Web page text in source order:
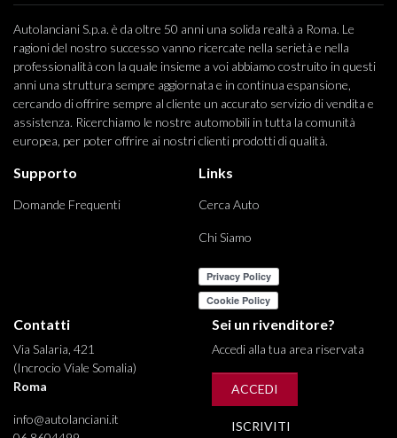
Autolanciani S.p.a. è da oltre 50 anni una solida realtà a Roma. Le
ragioni del nostro successo vanno ricercate nella serietà e nella
professionalità con la quale insieme a voi abbiamo costruito in questi
anni una struttura sempre aggiornata e in continua espansione,
cercando di offrire sempre al cliente un accurato servizio di vendita e
assistenza. Ricerchiamo le nostre automobili in tutta la comunità
europea, per poter offrire ai nostri clienti prodotti di qualità.
Supporto
Domande Frequenti
Links
Cerca Auto
Chi Siamo
Contatti
Via Salaria, 421
(Incrocio Viale Somalia)
Roma
info@autolanciani.it
Sei un rivenditore?
Accedi alla tua area riservata
ACCEDI
ISCRIVITI